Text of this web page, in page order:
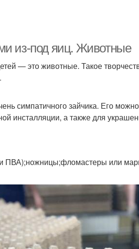
из-под яиц. Животные
— это животные. Такое
симпатичного зайчика. Его
инсталляции, а также для
ПВА);ножницы;фломастеры или